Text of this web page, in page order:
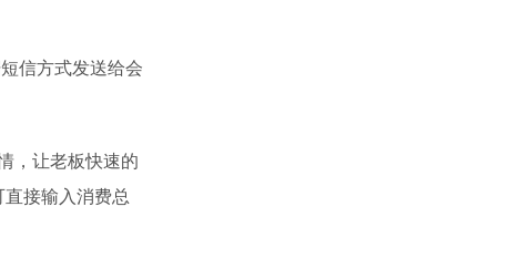
信方式发送给会
，让老板快速的
接输入消费总